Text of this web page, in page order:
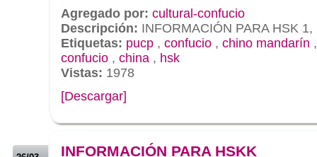
Agregado por: cultural-confucio
Descripción: INFORMACIÓN PARA HSK 1,
Etiquetas: pucp , confucio , chino mandarín
confucio , china , hsk
Vistas: 1978
[Descargar]
INFORMACIÓN PARA HSKK